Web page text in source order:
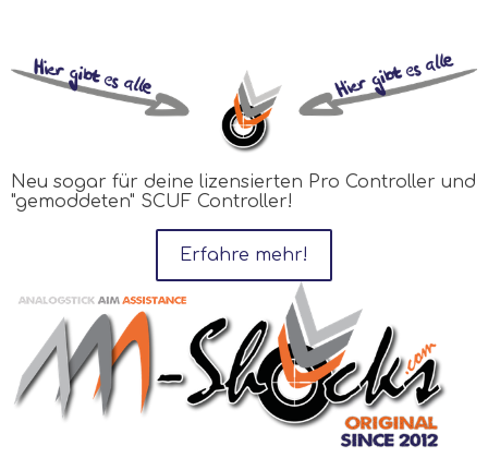
Neu sogar für deine lizensierten Pro Controller und
"gemoddeten" SCUF Controller!
Erfahre mehr!